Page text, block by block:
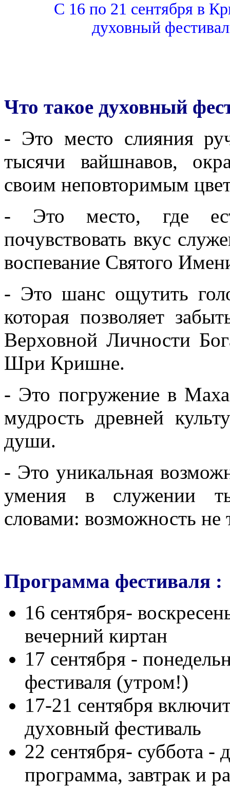
С 16 по 21 сентября в
духовный
Что такое духовный
- Это место слияния
тысячи вайшнавов,
своим неповторимым
- Это место, где
почувствовать вкус
воспевание Святого
- Это шанс ощутить
которая позволяет
Верховной Личности
Шри Кришне.
- Это погружение в
мудрость древней
души.
- Это уникальная
умения в служении
словами: возможность не
Программа фестиваля :
16 сентября-
вечерний киртан
17 сентября -
фестиваля (утром!)
17-21 сентября
духовный фестиваль
22 сентября- суббота -
программа, завтрак и